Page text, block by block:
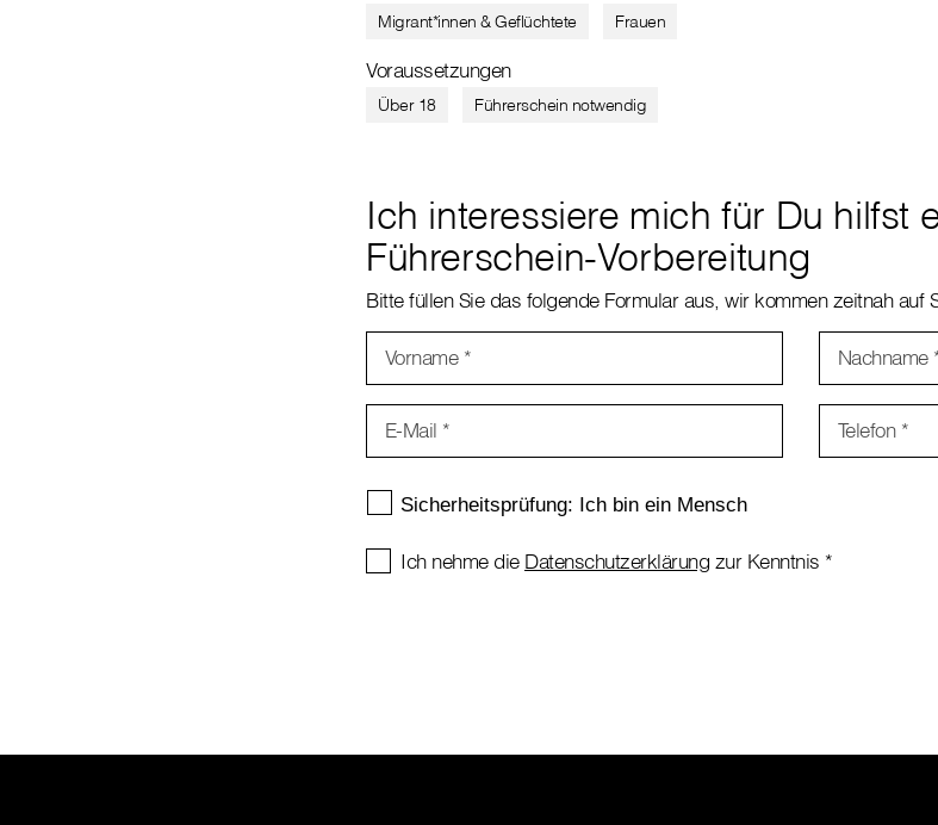
Migrant*innen & Geflüchtete Frauen
Voraussetzungen
Über 18 Führerschein notwendig
Ich interessiere mich für Du hilfst
Führerschein-Vorbereitung
Bitte füllen Sie das folgende Formular aus, wir kommen zeitnah auf
Vorname * Nachname
E-Mail * Telefon *
Ich nehme die Datenschutzerklärung zur Kenntnis *